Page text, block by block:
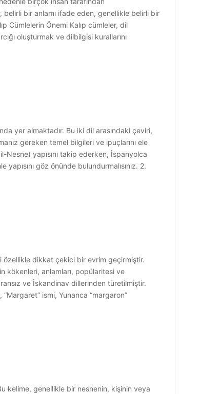
bir anlamı ifade eden, genellikle belirli bir
Cümlelerin Önemi Kalıp cümleler, dil
oluşturmak ve dilbilgisi kurallarını
yer almaktadır. Bu iki dil arasındaki çeviri,
gereken temel bilgileri ve ipuçlarını ele
Nesne) yapısını takip ederken, İspanyolca
göz önünde bulundurmalısınız. 2.
özellikle dikkat çekici bir evrim geçirmiştir.
kökenleri, anlamları, popülaritesi ve
ve İskandinav dillerinden türetilmiştir.
ismi, Yunanca “margaron”
kelime, genellikle bir nesnenin, kişinin veya